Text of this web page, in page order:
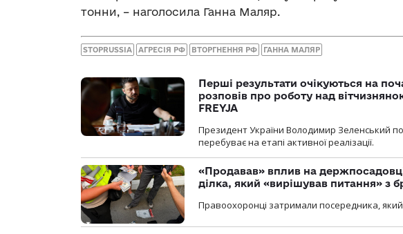
тонни, – наголосила Ганна Маляр.
STOPRUSSIA АГРЕСІЯ РФ ВТОРГНЕННЯ РФ ГАННА МАЛЯР
Перші результати очікуються на
розповів про роботу над
FREYJA
Президент України Володимир Зеленський
перебуває на етапі активної реалізації.
«Продавав» вплив на
ділка, який «вирішував питання» з
Правоохоронці затримали посередника,